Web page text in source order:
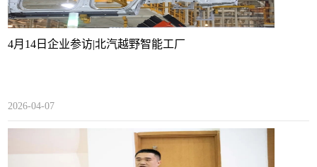
4月14日企业参访|北汽越野智能工厂
2026-04-07